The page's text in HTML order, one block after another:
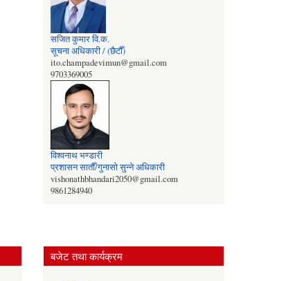
सजित कुमार वि‍‌.क.
सूचना अधिकारी / (छैटौँ)
ito.champadevimun@gmail.com
9703369005
विश्वनाथ भण्डारी
प्रशासन सातौँ/गुनासो सुन्‍ने अधिकारी
vishonathbhandari2050@gmail.com
9861284940
बजेट तथा कार्यक्रम